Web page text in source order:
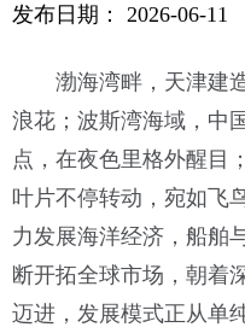
发布日期： 2026-06-11
渤海湾畔，天津建
浪花；波斯湾海域，中
点，在夜色里格外醒目
叶片不停转动，宛如飞
力发展海洋经济，船舶
断开拓全球市场，朝着
迈进，发展模式正从单